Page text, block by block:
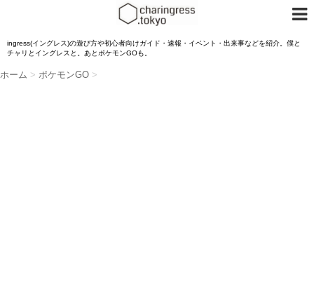
ingress(イングレス)の遊び方や初心者向けガイド・速報・イベント・出来事などを紹介。僕と
チャリとイングレスと。あとポケモンGOも。
ホーム > ポケモンGO >